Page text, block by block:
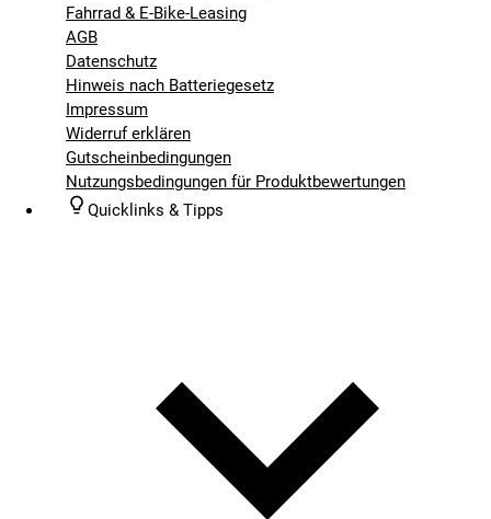
Fahrrad & E-Bike-Leasing
AGB
Datenschutz
Hinweis nach Batteriegesetz
Impressum
Widerruf erklären
Gutscheinbedingungen
Nutzungsbedingungen für Produktbewertungen
Quicklinks & Tipps